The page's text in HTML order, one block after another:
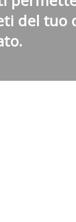
del tuo